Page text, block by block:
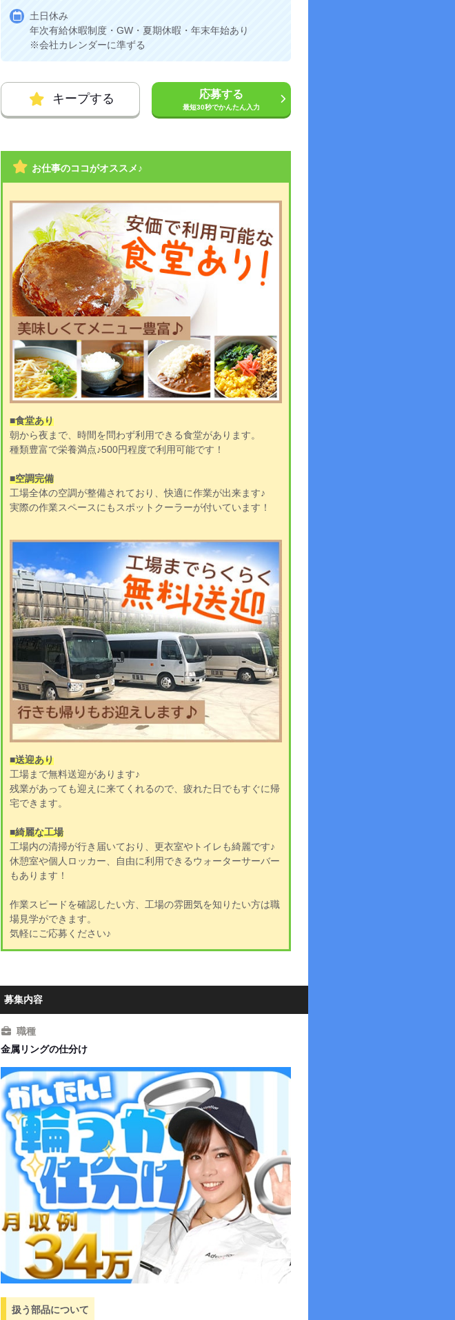
土日休み
年次有給休暇制度・GW・夏期休暇・年末年始あり
※会社カレンダーに準ずる
キープする 応募する
最短30秒でかんたん入力
お仕事のココがオススメ♪
■食堂あり
朝から夜まで、時間を問わず利用できる食堂があります。
種類豊富で栄養満点♪500円程度で利用可能です！
■空調完備
工場全体の空調が整備されており、快適に作業が出来ます♪
実際の作業スペースにもスポットクーラーが付いています！
■送迎あり
工場まで無料送迎があります♪
残業があっても迎えに来てくれるので、疲れた日でもすぐに帰
宅できます。
■綺麗な工場
工場内の清掃が行き届いており、更衣室やトイレも綺麗です♪
休憩室や個人ロッカー、自由に利用できるウォーターサーバー
もあります！
作業スピードを確認したい方、工場の雰囲気を知りたい方は職
場見学ができます。
気軽にご応募ください♪
募集内容
職種
金属リングの仕分け
扱う部品について